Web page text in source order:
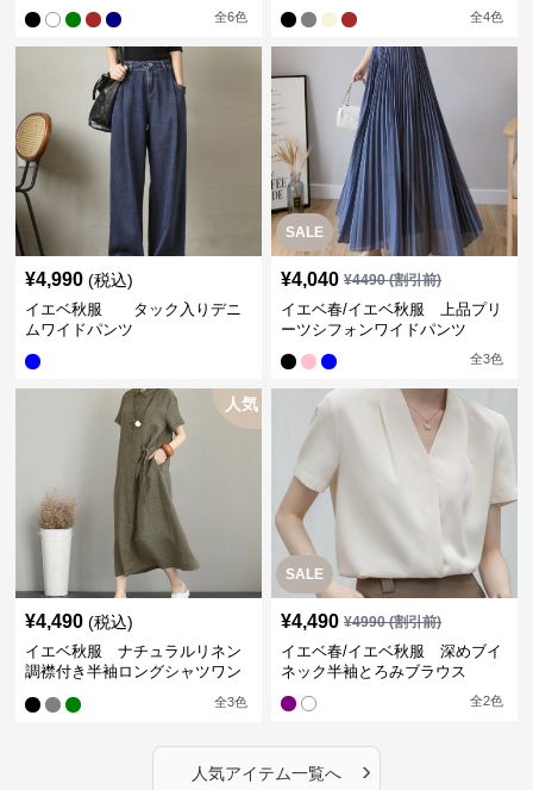
全6色 全4色
¥4,990 (税込)
イエベ秋服 タック入りデニ
ムワイドパンツ
SALE
¥4,040 ¥4490(割引前)
イエベ春/イエベ秋服 上品プリ
ーツシフォンワイドパンツ
全3色
人気
¥4,490 (税込)
イエベ秋服 ナチュラルリネン
調襟付き半袖ロングシャツワン
全3色
SALE
¥4,490 ¥4990(割引前)
イエベ春/イエベ秋服 深めブイ
ネック半袖とろみブラウス
全2色
人気アイテム一覧へ ›